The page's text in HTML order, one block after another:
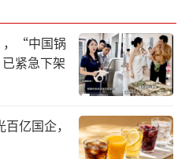
选头部主播之一的天
哥伦比亚大学、擅长贯
品酒师”身份在东方甄
牌时，声称江小白不是
包装上没有‘白酒’二
，“中国锅
紧急下架
亿国企，